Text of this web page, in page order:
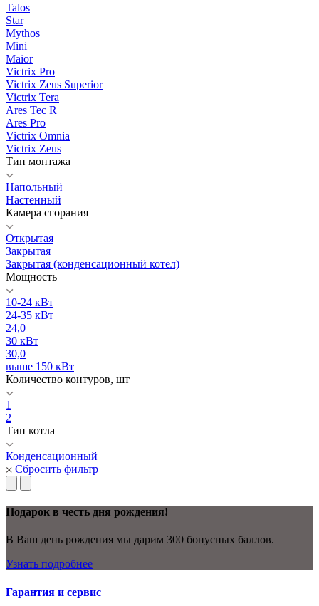
Talos
Star
Mythos
Mini
Maior
Victrix Pro
Victrix Zeus Superior
Victrix Tera
Ares Tec R
Ares Pro
Victrix Omnia
Victrix Zeus
Тип монтажа
Напольный
Настенный
Камера сгорания
Открытая
Закрытая
Закрытая (конденсационный котел)
Мощность
10-24 кВт
24-35 кВт
24,0
30 кВт
30,0
выше 150 кВт
Количество контуров, шт
1
2
Тип котла
Конденсационный
Сбросить фильтр
Подарок в честь дня рождения!
В Ваш день рождения мы дарим 300 бонусных баллов.
Узнать подробнее
Гарантия и сервис